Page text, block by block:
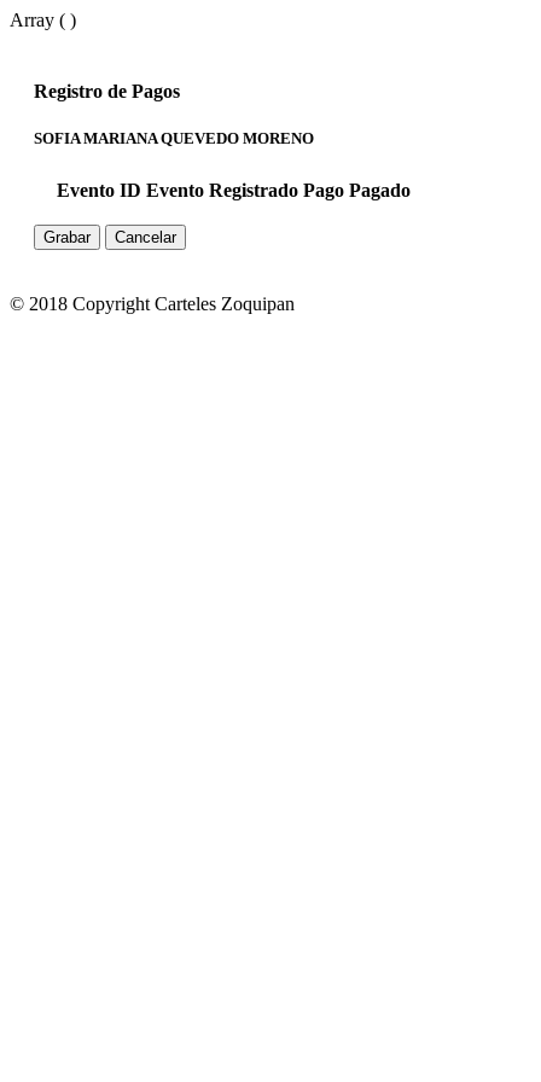
Array ( )
Registro de Pagos
SOFIA MARIANA QUEVEDO MORENO
Evento ID Evento Registrado Pago Pagado
Grabar Cancelar
© 2018 Copyright Carteles Zoquipan